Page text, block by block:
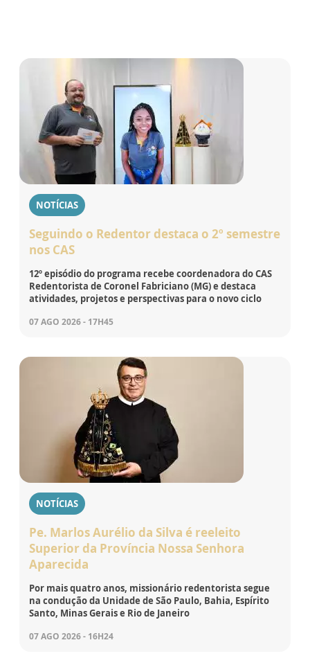
NOTÍCIAS
Seguindo o Redentor destaca o 2º semestre
nos CAS
12º episódio do programa recebe coordenadora do CAS
Redentorista de Coronel Fabriciano (MG) e destaca
atividades, projetos e perspectivas para o novo ciclo
07 AGO 2026 - 17H45
NOTÍCIAS
Pe. Marlos Aurélio da Silva é reeleito
Superior da Província Nossa Senhora
Aparecida
Por mais quatro anos, missionário redentorista segue
na condução da Unidade de São Paulo, Bahia, Espírito
Santo, Minas Gerais e Rio de Janeiro
07 AGO 2026 - 16H24